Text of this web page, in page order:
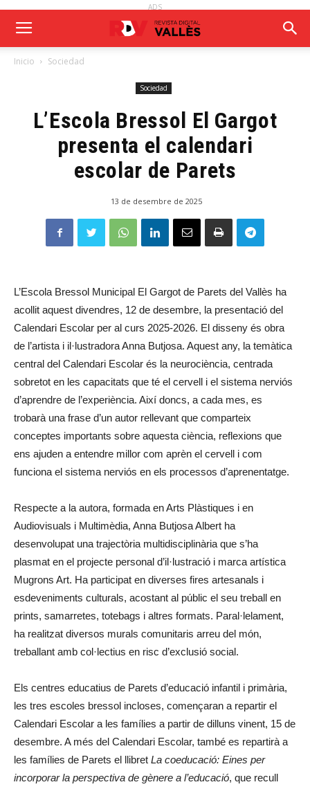
ADS
Inicio Sociedad
Sociedad
L’Escola Bressol El Gargot
presenta el calendari
escolar de Parets
13 de desembre de 2025
L’Escola Bressol Municipal El Gargot de Parets del Vallès ha
acollit aquest divendres, 12 de desembre, la presentació del
Calendari Escolar per al curs 2025-2026. El disseny és obra
de l’artista i il·lustradora Anna Butjosa. Aquest any, la temàtica
central del Calendari Escolar és la neurociència, centrada
sobretot en les capacitats que té el cervell i el sistema nerviós
d’aprendre de l’experiència. Així doncs, a cada mes, es
trobarà una frase d’un autor rellevant que comparteix
conceptes importants sobre aquesta ciència, reflexions que
ens ajuden a entendre millor com aprèn el cervell i com
funciona el sistema nerviós en els processos d’aprenentatge.
Respecte a la autora, formada en Arts Plàstiques i en
Audiovisuals i Multimèdia, Anna Butjosa Albert ha
desenvolupat una trajectòria multidisciplinària que s’ha
plasmat en el projecte personal d’il·lustració i marca artística
Mugrons Art. Ha participat en diverses fires artesanals i
esdeveniments culturals, acostant al públic el seu treball en
prints, samarretes, totebags i altres formats. Paral·lelament,
ha realitzat diversos murals comunitaris arreu del món,
treballant amb col·lectius en risc d’exclusió social.
Els centres educatius de Parets d’educació infantil i primària,
les tres escoles bressol incloses, començaran a repartir el
Calendari Escolar a les famílies a partir de dilluns vinent, 15 de
desembre. A més del Calendari Escolar, també es repartirà a
les famílies de Parets el llibret La coeducació: Eines per
incorporar la perspectiva de gènere a l’educació, que recull